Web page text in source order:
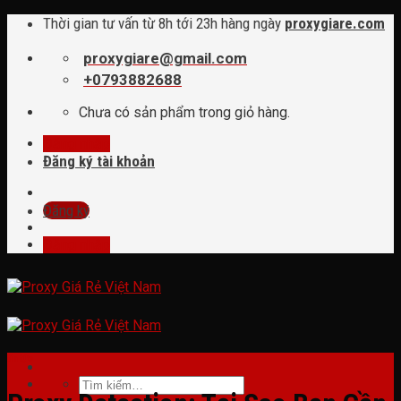
Skip
content
Thời gian tư vấn từ 8h tới 23h hàng ngày proxygiare.com
proxygiare@gmail.com
+0793882688
Chưa có sản phẩm trong giỏ hàng.
Đăng ký tài khoản
Đăng ký
Tìm